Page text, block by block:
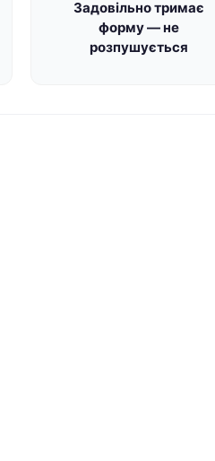
Задовільно тримає
форму — не
розпушується